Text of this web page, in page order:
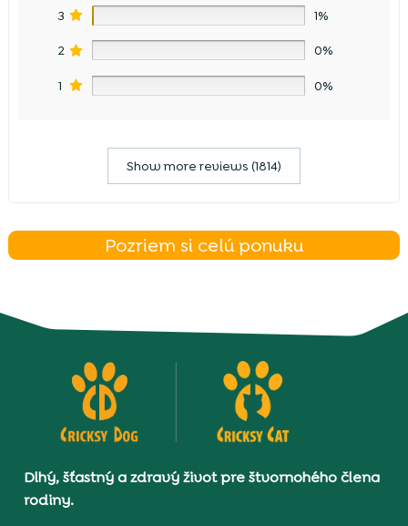
3 1%
2 0%
1 0%
Show more reviews (1814)
Pozriem si celú ponuku
Dlhý, šťastný a zdravý život pre štvornohého člena
rodiny.